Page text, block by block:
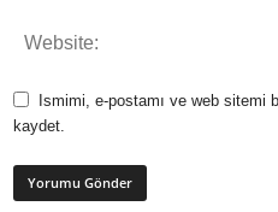
Ismimi, e-postamı ve web sitemi
kaydet.